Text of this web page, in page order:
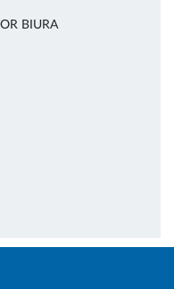
BIURA